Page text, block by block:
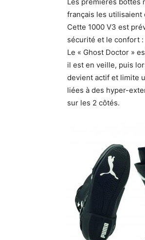
français les utilisaient
Cette 1000 V3 est
sécurité et le confort :
Le « Ghost Doctor »
il est en veille, puis
devient actif et limite
liées à des hyper-
sur les 2 côtés.